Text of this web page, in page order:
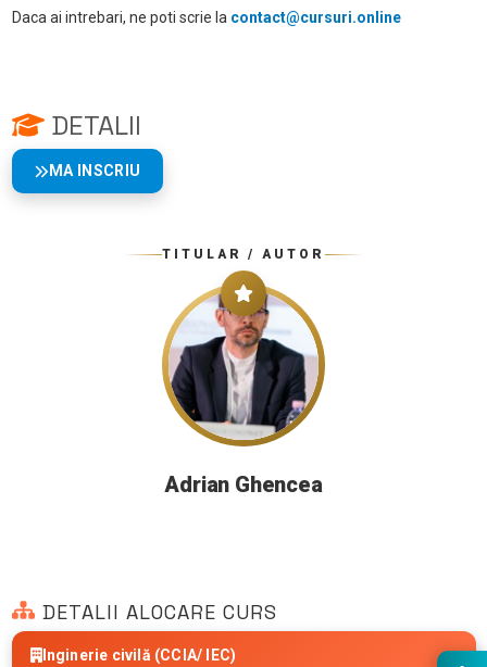
Daca ai intrebari, ne poti scrie la contact@cursuri.online
DETALII
MA INSCRIU
TITULAR / AUTOR
Adrian Ghencea
DETALII ALOCARE CURS
Inginerie civilă (CCIA/ IEC)